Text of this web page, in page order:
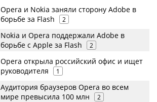
Opera и Nokia заняли сторону Adobe в
борьбе за Flash
2
Nokia и Opera поддержали Adobe в
борьбе с Apple за Flash
2
Opera открыла российский офис и ищет
руководителя
1
Аудитория браузеров Opera во всем
мире превысила 100 млн
2